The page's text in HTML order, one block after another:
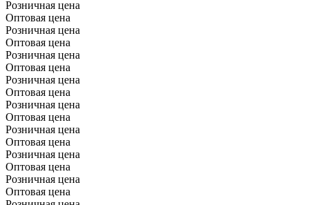
Розничная цена
Оптовая цена
Розничная цена
Оптовая цена
Розничная цена
Оптовая цена
Розничная цена
Оптовая цена
Розничная цена
Оптовая цена
Розничная цена
Оптовая цена
Розничная цена
Оптовая цена
Розничная цена
Оптовая цена